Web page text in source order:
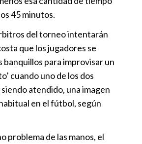
45 minutos.
del torneo intentarán
que los jugadores se
banquillos para improvisar un
cuando uno de los dos
atendido, una imagen
en el fútbol, según
problema de las manos, el